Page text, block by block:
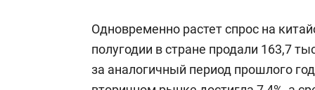
Одновременно растет спрос на
полугодии в стране продали 163,7
за аналогичный период прошлого